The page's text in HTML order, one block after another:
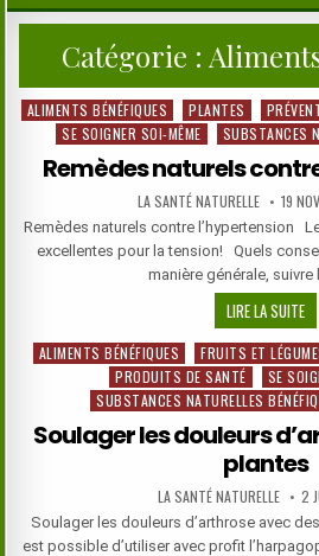
Catégorie :
Posted
ALIMENTS BÉNÉFIQUES PLANTES
SE SOIGNER SOI-MÊME
SUBSTANCES
Remèdes naturels
AUTHOR:
LA SANTÉ NATURELLE
DATE:
19
Remèdes naturels contre l’hypertension
excellentes pour la tension! Quels
manière générale, suivre
LIRE LA SUITE
Posted
ALIMENTS BÉNÉFIQUES FRUITS ET
PRODUITS DE SANTÉ
SE
SUBSTANCES NATURELLES
Soulager les douleurs
plantes
AUTHOR:
LA SANTÉ NATURELLE 2
Soulager les douleurs d’arthrose avec
est possible d’utiliser avec profit